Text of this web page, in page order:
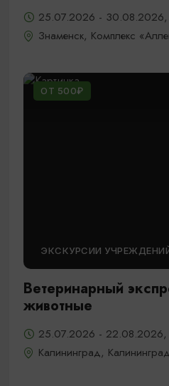
25.07.2026 -
Знаменск, Комплекс
ОТ 500₽
ЭКСКУРСИИ
Ветеринарный
животные
25.07.2026 -
Калининград,